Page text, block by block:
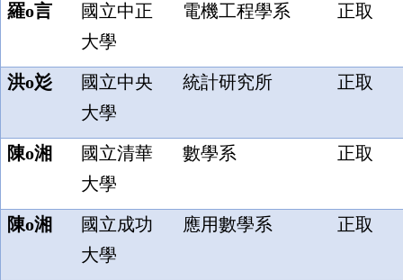
羅o言
國立中正
大學
電機工程學系 正取
洪o彣
國立中央
大學
統計研究所 正取
陳o湘
國立清華
大學
數學系 正取
陳o湘
國立成功
大學
應用數學系 正取